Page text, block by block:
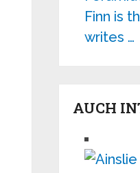
Finn is
writes …
AUCH